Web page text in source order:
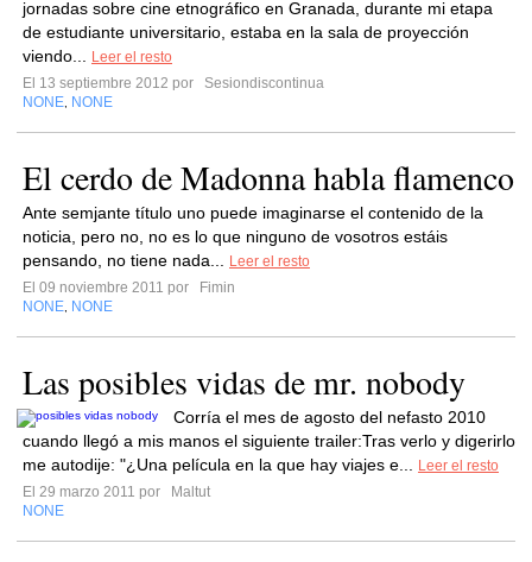
jornadas sobre cine etnográfico en Granada, durante mi etapa
de estudiante universitario, estaba en la sala de proyección
viendo...
Leer el resto
El 13 septiembre 2012 por
Sesiondiscontinua
NONE NONE
El cerdo de Madonna habla flamenco
Ante semjante título uno puede imaginarse el contenido de la
noticia, pero no, no es lo que ninguno de vosotros estáis
pensando, no tiene nada...
Leer el resto
El 09 noviembre 2011 por
Fimin
NONE NONE
Las posibles vidas de mr. nobody
Corría el mes de agosto del nefasto 2010
cuando llegó a mis manos el siguiente trailer:Tras verlo y digerirlo
me autodije: "¿Una película en la que hay viajes e...
Leer el resto
El 29 marzo 2011 por
Maltut
NONE